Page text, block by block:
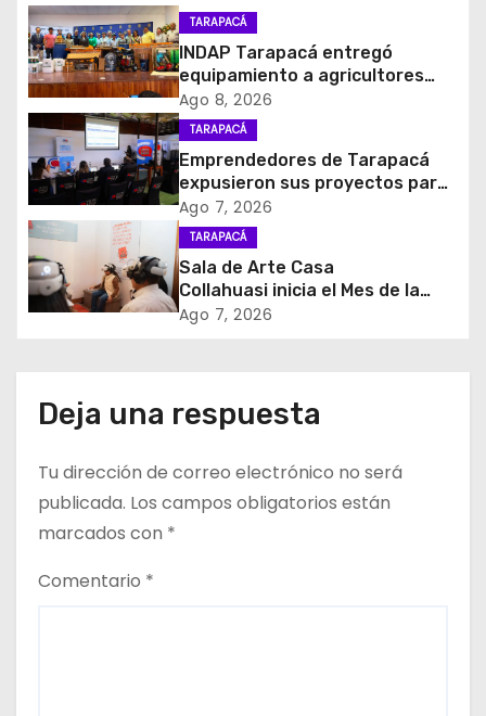
c
i
ó
n
d
e
e
t
a
d
a
TARAPACÁ
INDAP Tarapacá entregó
equipamiento a agricultores
para prevenir la mosca de la
fruta en Pica
Ago 8, 2026
TARAPACÁ
Emprendedores de Tarapacá
expusieron sus proyectos para
acceder al Fondo Capital
Semilla de SERCOTEC
Ago 7, 2026
TARAPACÁ
Sala de Arte Casa
Collahuasi inicia el Mes de la
Minería con experiencia
Ago 7, 2026
Deja una respuesta
Tu dirección de correo electrónico no será
publicada. Los campos obligatorios están
marcados con *
Comentario *